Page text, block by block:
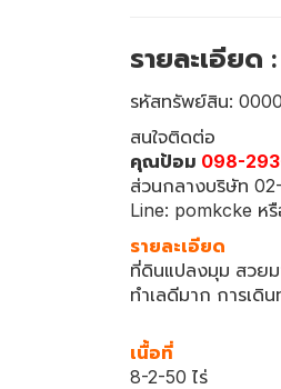
รายละเอียด :
รหัสทรัพย์สิน:
สนใจติดต่อ
คุณป้อม 098-
ส่วนกลางบริษัท
Line: pomkcke ห
รายละเอียด
ที่ดินแปลงมุม สวยม
ทำเลดีมาก การเดิ
เนื้อที่
8-2-50 ไร่